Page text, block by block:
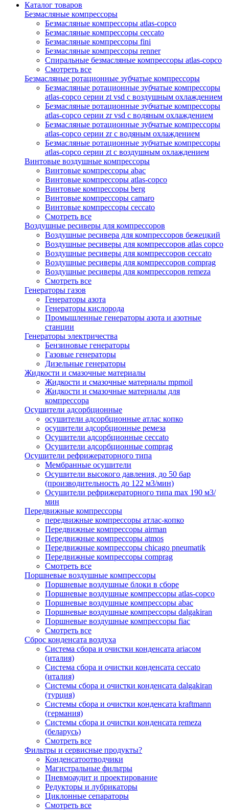
Каталог товаров
Безмасляные компрессоры
Безмасляные компрессоры atlas-copco
Безмасляные компрессоры ceccato
Безмасляные компрессоры fini
Безмасляные компрессоры renner
Спиральные безмасляные компрессоры atlas-copco
Смотреть все
Безмасляные ротационные зубчатые компрессоры
Безмасляные ротационные зубчатые компрессоры
atlas-copco серии zt vsd с воздушным охлаждением
Безмасляные ротационные зубчатые компрессоры
atlas-copco серии zr vsd с водяным охлаждением
Безмасляные ротационные зубчатые компрессоры
atlas-copco серии zr с водяным охлаждением
Безмасляные ротационные зубчатые компрессоры
atlas-copco серии zt с воздушным охлаждением
Винтовые воздушные компрессоры
Винтовые компрессоры abac
Винтовые компрессоры atlas-copco
Винтовые компрессоры berg
Винтовые компрессоры camaro
Винтовые компрессоры ceccato
Смотреть все
Воздушные ресиверы для компрессоров
Воздушные ресивера для компрессоров бежецкий
Воздушные ресиверы для компрессоров atlas copco
Воздушные ресиверы для компрессоров ceccato
Воздушные ресиверы для компрессоров comprag
Воздушные ресиверы для компрессоров remeza
Смотреть все
Генераторы газов
Генераторы азота
Генераторы кислорода
Промышленные генераторы азота и азотные
станции
Генераторы электричества
Бензиновые генераторы
Газовые генераторы
Дизельные генераторы
Жидкости и смазочные материалы
Жидкости и смазочные материалы mpmoil
Жидкости и смазочные материалы для
компрессора
Осушители адсорбционные
осушители адсорбционные атлас копко
осушители адсорбционные ремеза
Осушители адсорбционные ceccato
Осушители адсорбционные comprag
Осушители рефрижераторного типа
Мембранные осушители
Осушители высокого давления, до 50 бар
(производительность до 122 м3/мин)
Осушители рефрижераторного типа max 190 м3/
мин
Передвижные компрессоры
передвижные компрессоры атлас-копко
Передвижные компрессоры airman
Передвижные компрессоры atmos
Передвижные компрессоры chicago pneumatik
Передвижные компрессоры comprag
Смотреть все
Поршневые воздушные компрессоры
Поршневые воздушные блоки в сборе
Поршневые воздушные компрессоры atlas-copco
Поршневые воздушные компрессоры abac
Поршневые воздушные компрессоры dalgakiran
Поршневые воздушные компрессоры fiac
Смотреть все
Сброс конденсата воздуха
Система сбора и очистки конденсата ariacом
(италия)
Система сбора и очистки конденсата ceccato
(италия)
Системы сбора и очистки конденсата dalgakiran
(турция)
Системы сбора и очистки конденсата kraftmann
(германия)
Системы сбора и очистки конденсата remeza
(беларусь)
Смотреть все
Фильтры и сервисные продукты?
Конденсатоотводчики
Магистральные фильтры
Пневмоаудит и проектирование
Редукторы и лубрикаторы
Циклонные сепараторы
Смотреть все